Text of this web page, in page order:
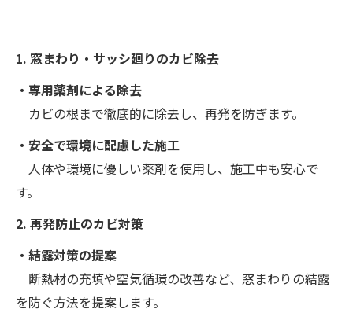
1. 窓まわり・サッシ廻りのカビ除去
・専用薬剤による除去
カビの根まで徹底的に除去し、再発を防ぎます。
・安全で環境に配慮した施工
人体や環境に優しい薬剤を使用し、施工中も安心で
す。
2. 再発防止のカビ対策
・結露対策の提案
断熱材の充填や空気循環の改善など、窓まわりの結露
を防ぐ方法を提案します。